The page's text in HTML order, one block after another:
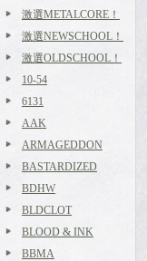
激選METALCORE！
激選NEWSCHOOL！
激選OLDSCHOOL！
10-54
6131
AAK
ARMAGEDDON
BASTARDIZED
BDHW
BLDCLOT
BLOOD & INK
BBMA